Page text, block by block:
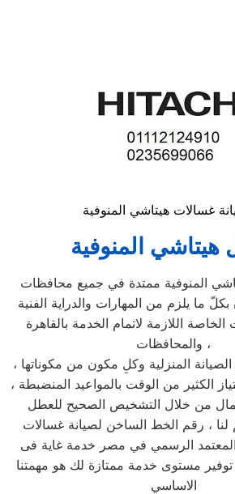
غسالات هيتاشي المنوفية
هيتاشي المنوفية
المنوفية ممتدة في جميع محافظات
ما يلزم من المهارات والدراية الفنية
اللازمة لاتمام الخدمة بالقاهرة
والمحافظات ،
المنزلية وكلِ مكون من مكوناتها ،
الكثير من الوقت بالمواعيد المنضبطة ،
لنا ، رقم الخط الساخن لصيانة غسالات
المعتمد الرسمي في مصر خدمة غاية فى
مستوى خدمة ممتازة لك هو مهمتنا
الاساسي